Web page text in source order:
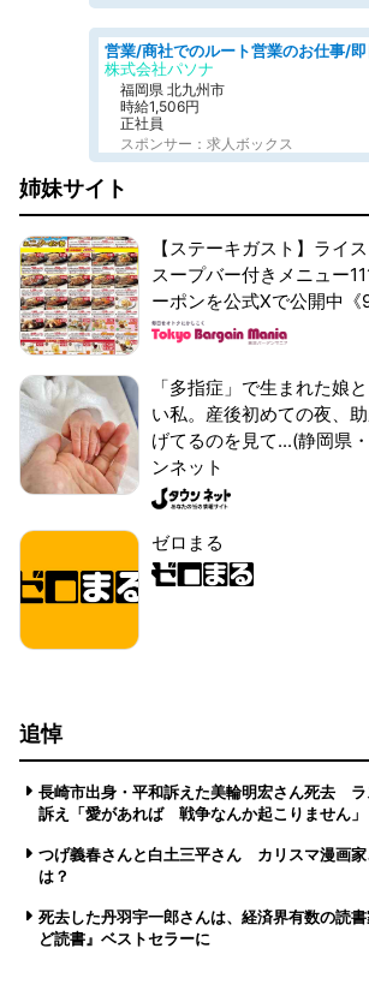
株式会社パソナ
福岡県 北九州市
時給1,506円
正社員
スポンサー：求人ボックス
姉妹サイト
【ステーキガスト】ライ
スープバー付きメニュー
ーポンを公式Xで公開中《
「多指症」で生まれた娘
い私。産後初めての夜、
げてるのを見て...(静岡県
ンネット
ゼロまる
追悼
長崎市出身・平和訴えた美輪明宏さん死去 ラ
訴え「愛があれば 戦争なんか起こりません」
つげ義春さんと白土三平さん カリスマ漫画家
は？
死去した丹羽宇一郎さんは、経済界有数の読
ど読書』ベストセラーに